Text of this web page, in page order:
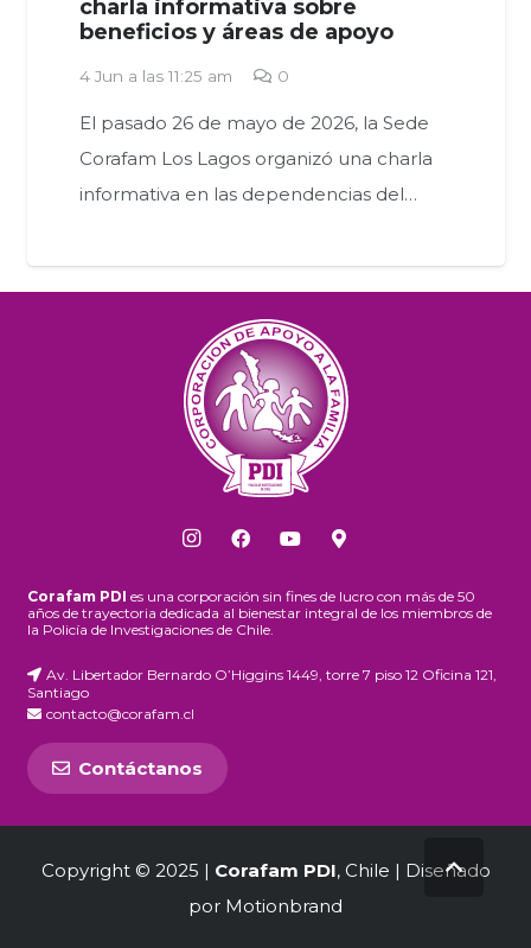
charla informativa sobre
beneficios y áreas de apoyo
4 Jun a las 11:25 am 0
El pasado 26 de mayo de 2026, la Sede
Corafam Los Lagos organizó una charla
informativa en las dependencias del…
Corafam PDI es una corporación sin fines de lucro con más de 50
años de trayectoria dedicada al bienestar integral de los miembros de
la Policía de Investigaciones de Chile.
Av. Libertador Bernardo O’Higgins 1449, torre 7 piso 12 Oficina 121,
Santiago
contacto@corafam.cl
Contáctanos
Copyright © 2025 | Corafam PDI, Chile | Diseñado
por Motionbrand